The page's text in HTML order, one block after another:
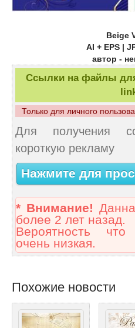
Beige
AI + EPS |
автор -
Ссылки на файлы для
Только для личного
Для получения
короткую рекламу
Нажмите для
* Внимание!
более 2 лет назад.
Вероятность
очень низкая.
Похожие новости